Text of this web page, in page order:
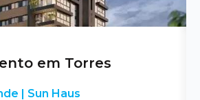
em Torres
| Sun Haus